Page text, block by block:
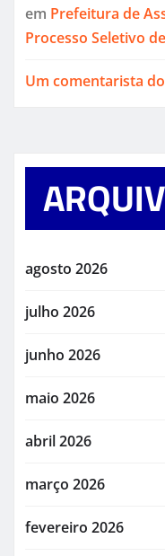
em Prefeitura de
Processo Seletivo
Um comentarista
agosto 2026
julho 2026
junho 2026
maio 2026
abril 2026
março 2026
fevereiro 2026